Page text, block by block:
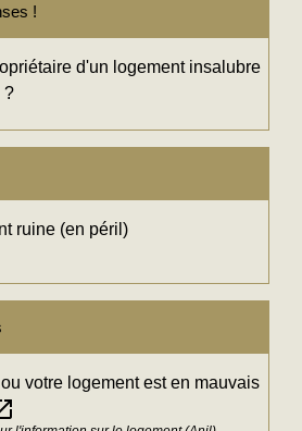
!
d'un logement insalubre
?
ruine (en péril)
votre logement est en mauvais